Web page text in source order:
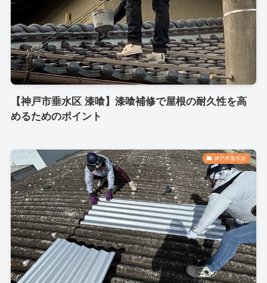
【神戸市垂水区 漆喰】漆喰補修で屋根の耐久性を高
めるためのポイント
神戸市垂水区